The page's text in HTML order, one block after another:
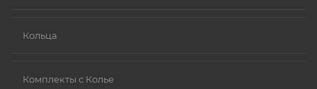
Кольца
Комплекты с Колье